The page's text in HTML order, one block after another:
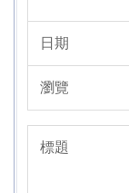
實驗班專區
高三夜自習